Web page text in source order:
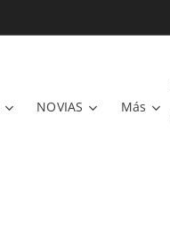
NOVIAS Más